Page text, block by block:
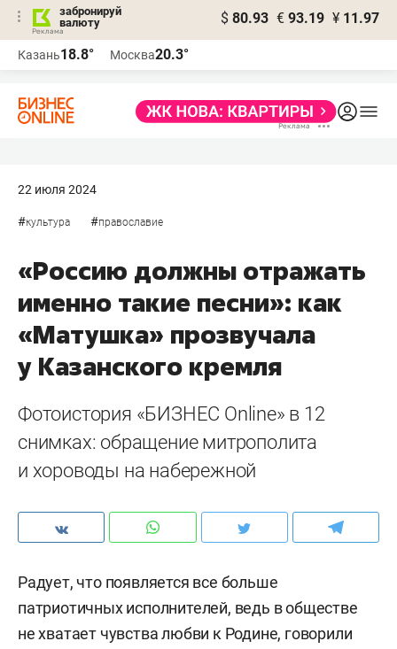
забронируй
валюту
$ 80.93 € 93.19 ¥ 11.97
Казань18.8° Москва20.3°
22 июля 2024
#культура #православие
«Россию должны отражать
именно такие песни»: как
«Матушка» прозвучала
у Казанского кремля
Фотоистория «БИЗНЕС Online» в 12
снимках: обращение митрополита
и хороводы на набережной
Радует, что появляется все больше
патриотичных исполнителей, ведь в обществе
не хватает чувства любви к Родине, говорили